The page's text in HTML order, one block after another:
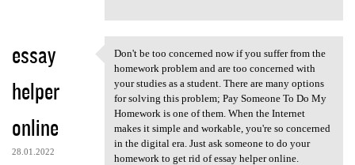
essay
helper
online
28.01.2022
Don't be too concerned now if
Don't be too concerned now if you suffer from the
homework problem and are too concerned with
your studies as a student. There are many options
for solving this problem; Pay Someone To Do My
Homework is one of them. When the Internet
makes it simple and workable, you're so concerned
in the digital era. Just ask someone to do your
homework to get rid of essay helper online.